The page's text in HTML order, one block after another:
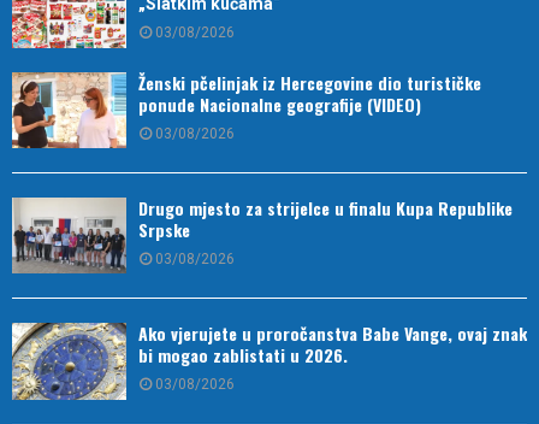
„Slatkim kućama“
03/08/2026
Ženski pčelinjak iz Hercegovine dio turističke
ponude Nacionalne geografije (VIDEO)
03/08/2026
Drugo mjesto za strijelce u finalu Kupa Republike
Srpske
03/08/2026
Ako vjerujete u proročanstva Babe Vange, ovaj znak
bi mogao zablistati u 2026.
03/08/2026